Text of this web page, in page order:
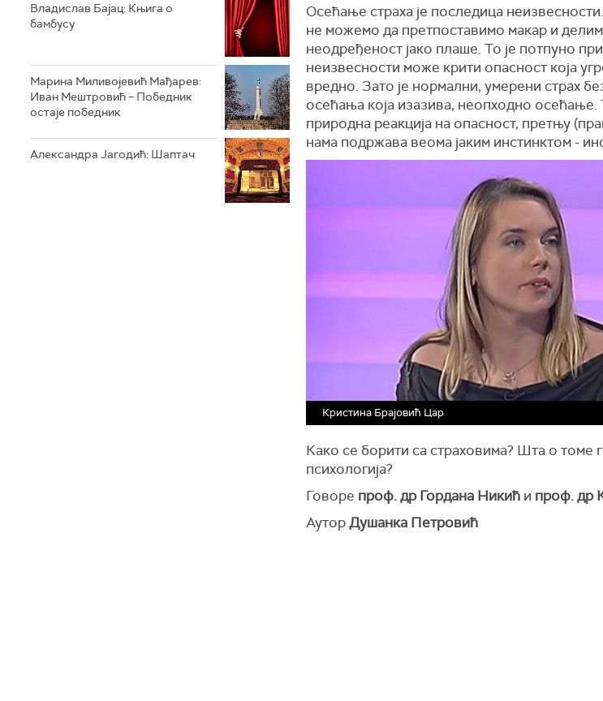
Владислав Бајац: Књига о
бамбусу
Марина Миливојевић Мађарев:
Иван Мештровић – Победник
остаје победник
Александра Јагодић: Шаптач
Осећање страха је последица
не можемо да претпоставимо макар и
неодређеност јако плаше. То је потпуно
неизвесности може крити опасност која
вредно. Зато је нормални, умерени страх
осећања која изазива, неопходно осећање.
природна реакција на опасност, претњу
нама подржава веома јаким инстинктом -
Кристина Брајовић Цар
Како се борити са страховима? Шта о томе
психологија?
Говоре проф. др Гордана Никић и проф. др
АуторДушанка Петровић